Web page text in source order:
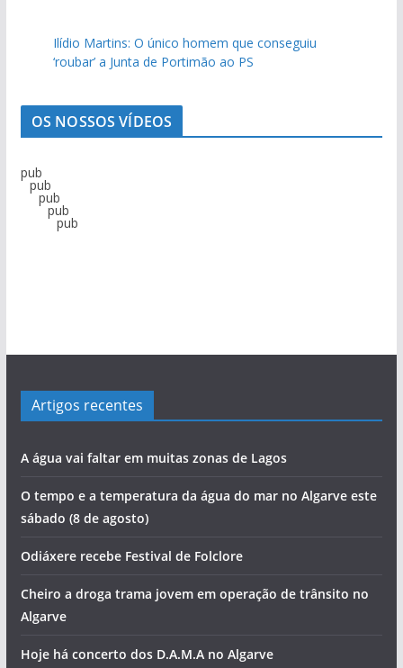
Ilídio Martins: O único homem que conseguiu
‘roubar’ a Junta de Portimão ao PS
OS NOSSOS VÍDEOS
pub
pub
pub
pub
pub
Artigos recentes
A água vai faltar em muitas zonas de Lagos
O tempo e a temperatura da água do mar no Algarve este
sábado (8 de agosto)
Odiáxere recebe Festival de Folclore
Cheiro a droga trama jovem em operação de trânsito no
Algarve
Hoje há concerto dos D.A.M.A no Algarve